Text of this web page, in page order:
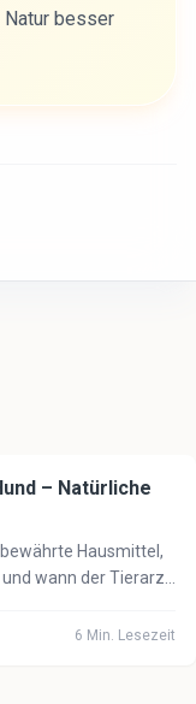
besser
– Natürliche
Hausmittel,
wann der Tierarzt
6 Min. Lesezeit